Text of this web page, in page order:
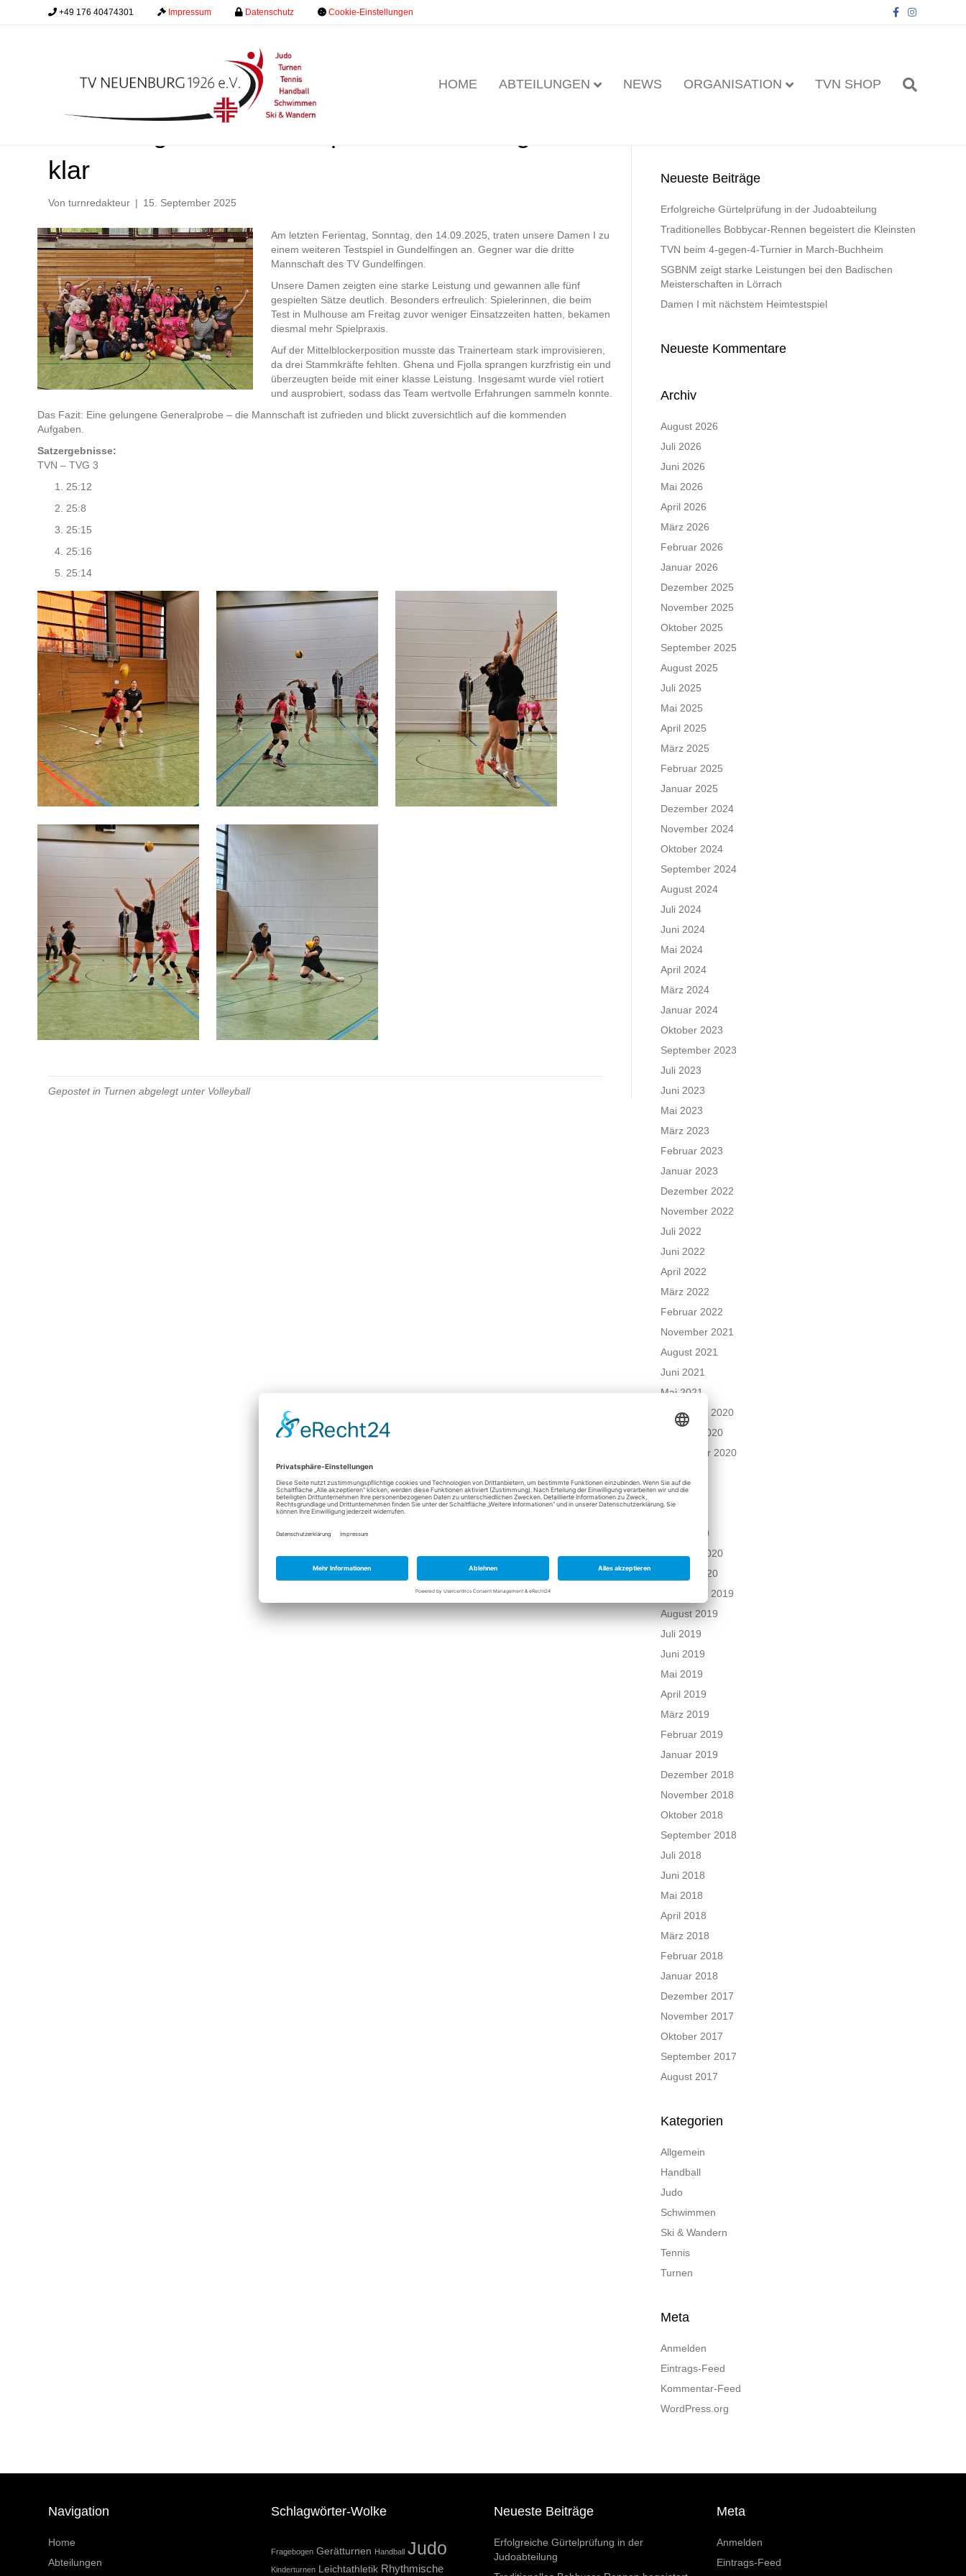
+49 176 40474301 Impressum Datenschutz Cookie-Einstellungen
c
I
s
a
m
HOME ABTEILUNGEN NEWS ORGANISATION TVN SHOP
klar
Vonturnredakteur | 15. September 2025
Am letzten Ferientag, Sonntag, den 14.09.2025, traten unsere Damen I zu
einem weiteren Testspiel in Gundelfingen an. Gegner war die dritte
Mannschaft des TV Gundelfingen.
Unsere Damen zeigten eine starke Leistung und gewannen alle fünf
gespielten Sätze deutlich. Besonders erfreulich: Spielerinnen, die beim
Test in Mulhouse am Freitag zuvor weniger Einsatzzeiten hatten, bekamen
diesmal mehr Spielpraxis.
Auf der Mittelblockerposition musste das Trainerteam stark improvisieren,
da drei Stammkräfte fehlten. Ghena und Fjolla sprangen kurzfristig ein und
überzeugten beide mit einer klasse Leistung. Insgesamt wurde viel rotiert
und ausprobiert, sodass das Team wertvolle Erfahrungen sammeln konnte.
Das Fazit: Eine gelungene Generalprobe – die Mannschaft ist zufrieden und blickt zuversichtlich auf die kommenden
Aufgaben.
Satzergebnisse:
TVN – TVG 3
25:12
25:8
25:15
25:16
25:14
Gepostet in Turnen abgelegt unter Volleyball
Neueste Beiträge
Erfolgreiche Gürtelprüfung in der Judoabteilung
Traditionelles Bobbycar-Rennen begeistert die Kleinsten
TVN beim 4-gegen-4-Turnier in March-Buchheim
SGBNM zeigt starke Leistungen bei den Badischen
Meisterschaften in Lörrach
Damen I mit nächstem Heimtestspiel
Neueste Kommentare
Archiv
August 2026
Juli 2026
Juni 2026
Mai 2026
April 2026
März 2026
Februar 2026
Januar 2026
Dezember 2025
November 2025
Oktober 2025
September 2025
August 2025
Juli 2025
Mai 2025
April 2025
März 2025
Februar 2025
Januar 2025
Dezember 2024
November 2024
Oktober 2024
September 2024
August 2024
Juli 2024
Juni 2024
Mai 2024
April 2024
März 2024
Januar 2024
Oktober 2023
September 2023
Juli 2023
Juni 2023
Mai 2023
März 2023
Februar 2023
Januar 2023
Dezember 2022
November 2022
Juli 2022
Juni 2022
April 2022
März 2022
Februar 2022
November 2021
August 2021
Juni 2021
Mai 2021
Dezember 2020
Oktober 2020
September 2020
Mai 2020
März 2020
Februar 2020
Januar 2020
Dezember 2019
August 2019
Juli 2019
Juni 2019
Mai 2019
April 2019
März 2019
Februar 2019
Januar 2019
Dezember 2018
November 2018
Oktober 2018
September 2018
Juli 2018
Juni 2018
Mai 2018
April 2018
März 2018
Februar 2018
Januar 2018
Dezember 2017
November 2017
Oktober 2017
September 2017
August 2017
Kategorien
Allgemein
Handball
Judo
Schwimmen
Ski & Wandern
Tennis
Turnen
Meta
Anmelden
Eintrags-Feed
Kommentar-Feed
WordPress.org
Navigation
Home
Abteilungen
Schlagwörter-Wolke
Fragebogen Gerätturnen Handball Judo
Kinderturnen Leichtathletik Rhythmische
Neueste Beiträge
Erfolgreiche Gürtelprüfung in der
Judoabteilung
Meta
Anmelden
Eintrags-Feed